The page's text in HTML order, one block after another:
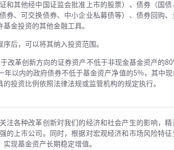
和其他经中国证监会批准上市的股票）、债券（国债
券、可交换债券、中小企业私募债等）、债券回购、
金投资的其他金融工具。
后，可以将其纳入投资范围。
改革创新方向的证券资产不低于非现金基金资产的
以内的政府债券不低于基金资产净值的5%，其中现
投资比例依照法律法规或监管机构的规定执行。
注各种改革创新对我们的经济和社会产生的影响，精
的上市公司。同时，根据对宏观经济和市场风险特征
现基金资产长期稳定增值。